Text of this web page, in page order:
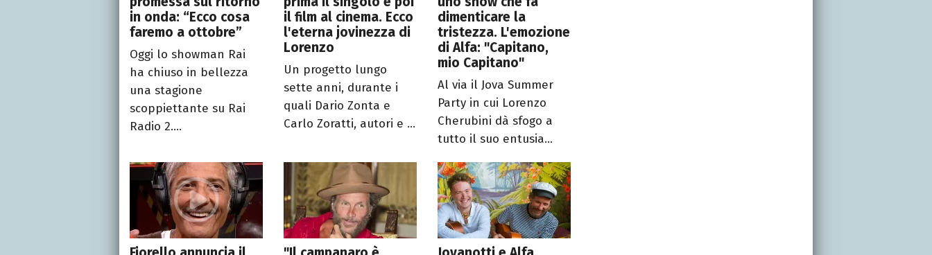
in onda: “Ecco cosa
faremo a ottobre”
Oggi lo showman Rai
ha chiuso in bellezza
una stagione
scoppiettante su Rai
Radio 2....
il film al cinema. Ecco
l'eterna jovinezza di
Lorenzo
Un progetto lungo
sette anni, durante i
quali Dario Zonta e
Carlo Zoratti, autori e ...
dimenticare la
tristezza. L'emozione
di Alfa: "Capitano,
mio Capitano"
Al via il Jova Summer
Party in cui Lorenzo
Cherubini dà sfogo a
tutto il suo entusia...